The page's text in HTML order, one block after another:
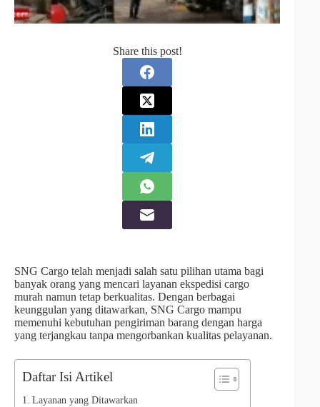
Share this post!
SNG Cargo telah menjadi salah satu pilihan utama bagi
banyak orang yang mencari layanan ekspedisi cargo
murah namun tetap berkualitas. Dengan berbagai
keunggulan yang ditawarkan, SNG Cargo mampu
memenuhi kebutuhan pengiriman barang dengan harga
yang terjangkau tanpa mengorbankan kualitas pelayanan.
Daftar Isi Artikel
Layanan yang Ditawarkan